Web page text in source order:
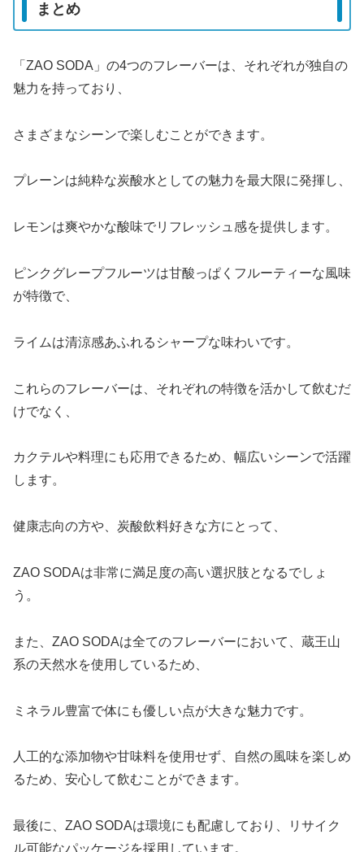
まとめ
「ZAO SODA」の4つのフレーバーは、それぞれが独自の
魅力を持っており、
さまざまなシーンで楽しむことができます。
プレーンは純粋な炭酸水としての魅力を最大限に発揮し、
レモンは爽やかな酸味でリフレッシュ感を提供します。
ピンクグレープフルーツは甘酸っぱくフルーティーな風味
が特徴で、
ライムは清涼感あふれるシャープな味わいです。
これらのフレーバーは、それぞれの特徴を活かして飲むだ
けでなく、
カクテルや料理にも応用できるため、幅広いシーンで活躍
します。
健康志向の方や、炭酸飲料好きな方にとって、
ZAO SODAは非常に満足度の高い選択肢となるでしょ
う。
また、ZAO SODAは全てのフレーバーにおいて、蔵王山
系の天然水を使用しているため、
ミネラル豊富で体にも優しい点が大きな魅力です。
人工的な添加物や甘味料を使用せず、自然の風味を楽しめ
るため、安心して飲むことができます。
最後に、ZAO SODAは環境にも配慮しており、リサイク
ル可能なパッケージを採用しています。